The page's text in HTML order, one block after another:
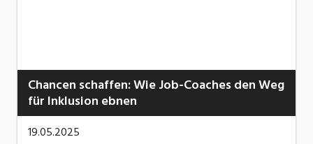
Chancen schaffen: Wie Job-Coaches den Weg
für Inklusion ebnen
19.05.2025